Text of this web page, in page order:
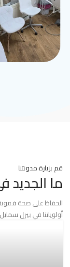
قم بزيارة مدونتنا
ما الجديد
الحفاظ على صحة
أولوياتنا في بيرل